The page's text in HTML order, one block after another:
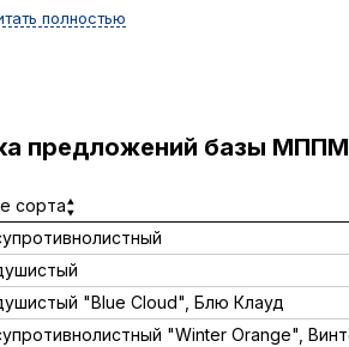
полностью
предложений базы
сорта
"Blue Cloud", Блю Клауд
"Winter Orange",